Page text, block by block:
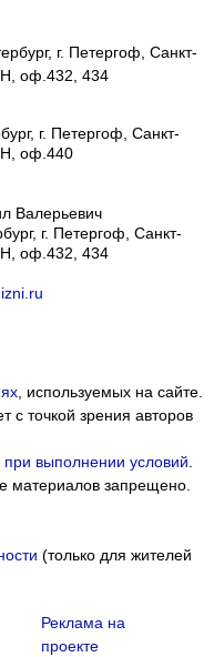
г. Петергоф, Санкт-
Н, оф.432, 434
г. Петергоф, Санкт-
Н, оф.440
Валерьевич
г. Петергоф Санкт-
Н, оф.432, 434
, используемых на сайте.
с точкой зрения авторов
при выполнении условий
материалов запрещено.
(только для жителей
Реклама на
проекте